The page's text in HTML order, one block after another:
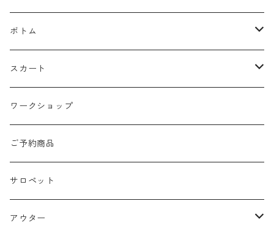
ネックレス
silver925
ブレスレット
サージカルstainless
eyewear
ステンレス製
マフラー
ストラップ
くつ下
ポーチ
ニット帽子
メガネ
トレーナー
カットソー
ブラウス
カーディガン
トップス
ボトム
パンツ
デニムパンツ
スカート
ロング丈
ニー丈
ワークショップ
ご予約商品
サロペット
アウター